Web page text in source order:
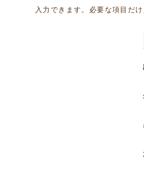
入力できます。必要な項目だ